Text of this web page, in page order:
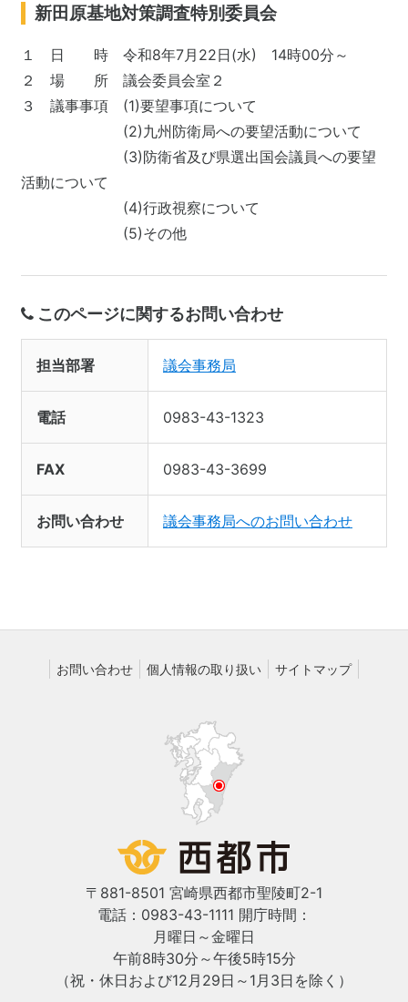
新田原基地対策調査特別委員会
１ 日 時 令和8年7月22日(水) 14時00分～
２ 場 所 議会委員会室２
３ 議事事項 (1)要望事項について
(2)九州防衛局への要望活動について
(3)防衛省及び県選出国会議員への要望
活動について
(4)行政視察について
(5)その他
このページに関するお問い合わせ
担当部署 議会事務局
電話 0983-43-1323
FAX 0983-43-3699
お問い合わせ 議会事務局へのお問い合わせ
お問い合わせ 個人情報の取り扱い サイトマップ
〒881-8501 宮崎県西都市聖陵町2-1
電話：0983-43-1111 開庁時間：
月曜日～金曜日
午前8時30分～午後5時15分
（祝・休日および12月29日～1月3日を除く）